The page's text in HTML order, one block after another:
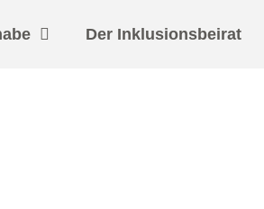
Der Inklusionsbeirat